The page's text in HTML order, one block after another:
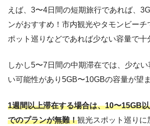
えば、3〜4日間の短期旅行であれば、
ンがおすすめ！市内観光やタモンビーチ
ポット巡りなどであれば少ない容量で十
しかし5〜7日間の中期滞在では、少な
い可能性があり5GB〜10GBの容量が望
1週間以上滞在する場合は、10〜15GB
でのプランが無難！観光スポット巡りに